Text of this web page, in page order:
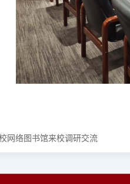
网络图书馆来校调研交流